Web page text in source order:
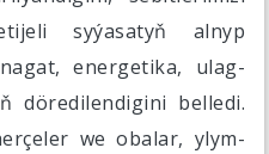
syýasatyň alnyp
energetika, ulag-
döredilendigini belledi.
we obalar, ylym-